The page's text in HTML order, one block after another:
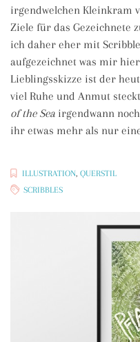
irgendwelchen Kleinkram
Ziele für das Gezeichnete
ich daher eher mit
aufgezeichnet was mir
Lieblingsskizze ist der
viel Ruhe und Anmut
of the Sea irgendwann
ihr etwas mehr als nur
ILLUSTRATION, QUERSTIL
SCRIBBLES